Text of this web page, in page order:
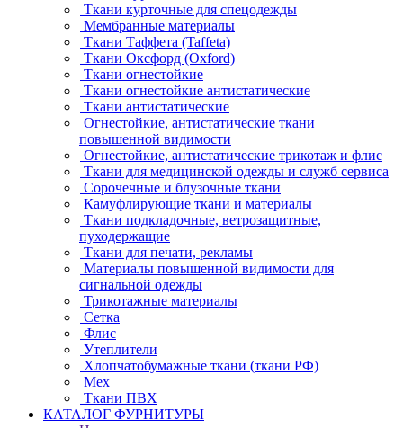
Ткани курточные для спецодежды
Мембранные материалы
Ткани Таффета (Taffeta)
Ткани Оксфорд (Oxford)
Ткани огнестойкие
Ткани огнестойкие антистатические
Ткани антистатические
Огнестойкие, антистатические ткани
повышенной видимости
Огнестойкие, антистатические трикотаж и флис
Ткани для медицинской одежды и служб сервиса
Сорочечные и блузочные ткани
Камуфлирующие ткани и материалы
Ткани подкладочные, ветрозащитные,
пуходержащие
Ткани для печати, рекламы
Материалы повышенной видимости для
сигнальной одежды
Трикотажные материалы
Сетка
Флис
Утеплители
Хлопчатобумажные ткани (ткани РФ)
Мех
Ткани ПВХ
КАТАЛОГ ФУРНИТУРЫ